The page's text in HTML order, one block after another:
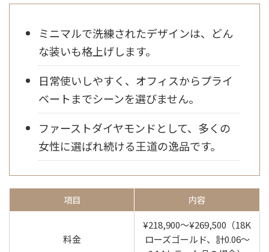
ミニマルで洗練されたデザインは、どん
な装いも格上げします。
日常使いしやすく、オフィスからプライ
ベートまでシーンを選びません。
ファーストダイヤモンドとして、多くの
女性に選ばれ続ける王道の逸品です。
項目 内容
料金
¥218,900～¥269,500（18K
ローズゴールド、計0.06～